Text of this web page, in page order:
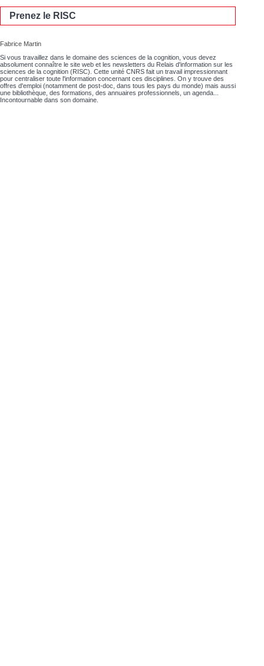
Prenez le RISC
Fabrice Martin
Si vous travaillez dans le domaine des sciences de la cognition, vous devez
absolument connaître le site web et les newsletters du Relais d'information sur les
sciences de la cognition (RISC). Cette unité CNRS fait un travail impressionnant
pour centraliser toute l'information concernant ces disciplines. On y trouve des
offres d'emploi (notamment de post-doc, dans tous les pays du monde) mais aussi
une bibliothèque, des formations, des annuaires professionnels, un agenda...
Incontournable dans son domaine.